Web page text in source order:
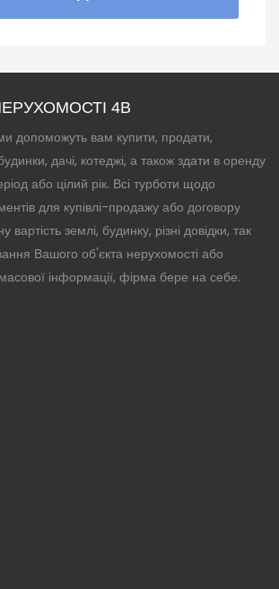
4B
допоможуть вам купити, продати,
дачі, котеджі, а також здати в оренду
або цілий рік. Всі турботи щодо
для купівлі-продажу або договору
вартість землі, будинку, різні довідки, так
Вашого об'єкта нерухомості або
інформації, фірма бере на себе.